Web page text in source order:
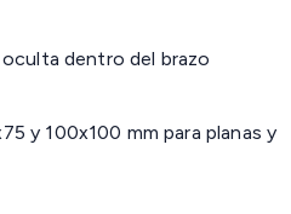
dentro del brazo
y 100x100 mm para planas y